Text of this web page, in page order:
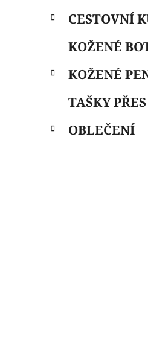
n
p
l
i
CESTOVNÍ
KOŽENÉ
KOŽENÉ
TAŠKY
OBLEČENÍ